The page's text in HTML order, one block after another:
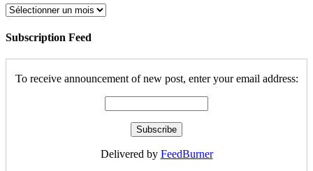
Archives
Subscription Feed
To receive announcement of new post, enter your email address:
Delivered by FeedBurner